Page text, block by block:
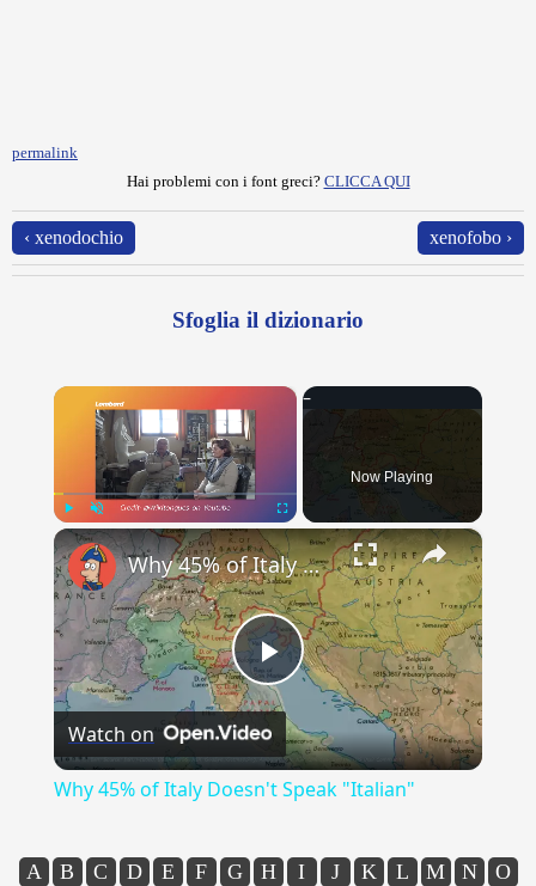
permalink
Hai problemi con i font greci? CLICCA QUI
‹ xenodochio xenofobo ›
Sfoglia il dizionario
×
Play Unmute Fullscreen
Now Playing
×
Play
Video
Why 45% of Italy Doesn't Speak "Italian"
Watch on
Why 45% of Italy Doesn't Speak "Italian"
A B C D E F G H I J K L M N
O